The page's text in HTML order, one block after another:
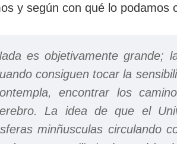
y según con qué lo podamos
es objetivamente grande;
consiguen tocar la
encontrar los
La idea de que el
minñusculas circulando